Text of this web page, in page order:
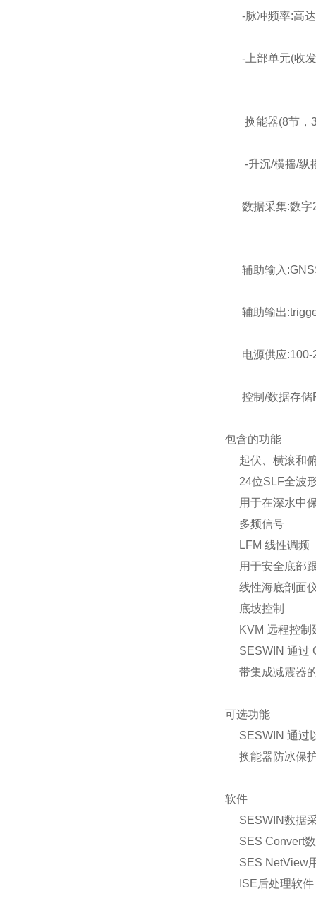
-脉冲频率:高达
-上部单元(收发
换能器(8节，
-升沉/横摇/纵摇
数据采集:数字
辅助输入
辅助输出
电源供应:100-
控制/数据存储
包含的功能
起伏、横滚和
24位SLF全波形
用于在深水中
多频信号
LFM 线性调频
用于安全底部
线性海底剖面仪
底坡控制
KVM 远程控制
SESWIN 通过
带集成减震器
可选功能
SESWIN 通过
换能器防冰保
软件
SESWIN数据
SES Convert数
SES NetView
ISE后处理软件